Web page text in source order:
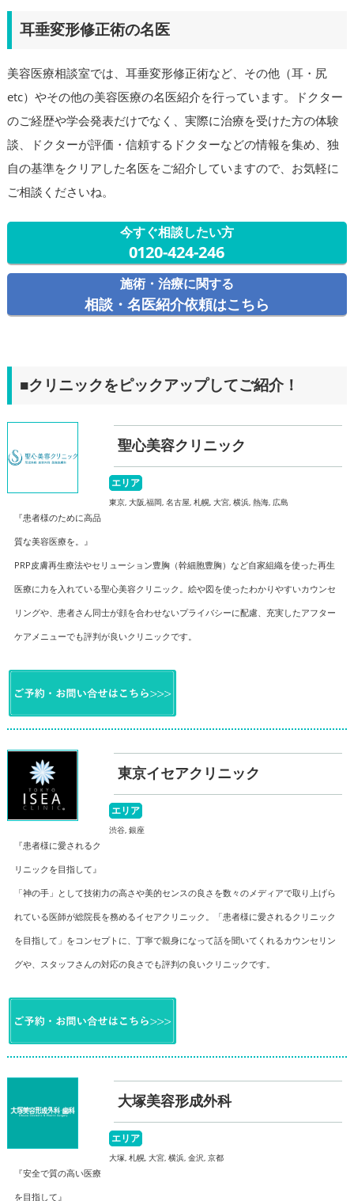
耳垂変形修正術の名医
美容医療相談室では、耳垂変形修正術など、その他（耳・尻
etc）やその他の美容医療の名医紹介を行っています。ドクター
のご経歴や学会発表だけでなく、実際に治療を受けた方の体験
談、ドクターが評価・信頼するドクターなどの情報を集め、独
自の基準をクリアした名医をご紹介していますので、お気軽に
ご相談くださいね。
今すぐ相談したい方
0120-424-246
施術・治療に関する
相談・名医紹介依頼はこちら
■クリニックをピックアップしてご紹介！
聖心美容クリニック
エリア
東京, 大阪,福岡, 名古屋, 札幌, 大宮, 横浜, 熱海, 広島
『患者様のために高品
質な美容医療を。』
PRP皮膚再生療法やセリューション豊胸（幹細胞豊胸）など自家組織を使った再生
医療に力を入れている聖心美容クリニック。絵や図を使ったわかりやすいカウンセ
リングや、患者さん同士が顔を合わせないプライバシーに配慮、充実したアフター
ケアメニューでも評判が良いクリニックです。
東京イセアクリニック
エリア
渋谷, 銀座
『患者様に愛されるク
リニックを目指して』
「神の手」として技術力の高さや美的センスの良さを数々のメディアで取り上げら
れている医師が総院長を務めるイセアクリニック。「患者様に愛されるクリニック
を目指して」をコンセプトに、丁寧で親身になって話を聞いてくれるカウンセリン
グや、スタッフさんの対応の良さでも評判の良いクリニックです。
大塚美容形成外科
エリア
大塚, 札幌, 大宮, 横浜, 金沢, 京都
『安全で質の高い医療
を目指して』